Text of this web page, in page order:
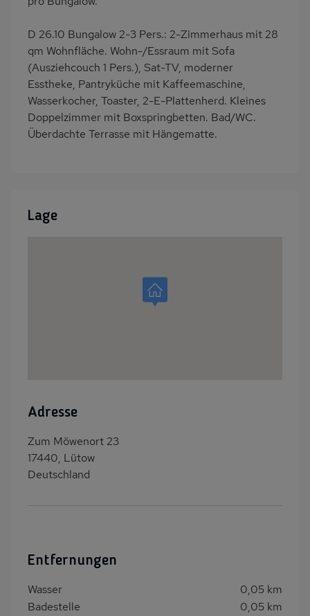
D 26.10 Bungalow 2-3 Pers.: 2-Zimmerhaus mit 28
qm Wohnfläche. Wohn-/Essraum mit Sofa
(Ausziehcouch 1 Pers.), Sat-TV, moderner
Esstheke, Pantryküche mit Kaffeemaschine,
Wasserkocher, Toaster, 2-E-Plattenherd. Kleines
Doppelzimmer mit Boxspringbetten. Bad/WC.
Überdachte Terrasse mit Hängematte.
Lage
Adresse
Zum Möwenort 23
17440, Lütow
Deutschland
Entfernungen
Wasser
0,05 km
Badestelle
0,05 km